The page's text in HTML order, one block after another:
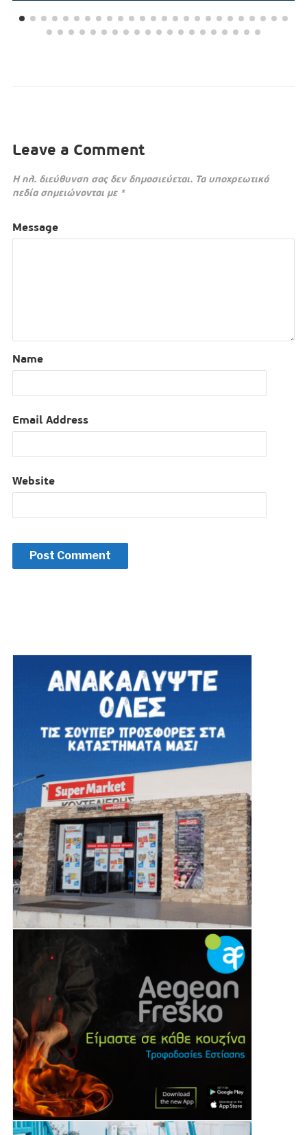
Leave a Comment
Η ηλ. διεύθυνση σας δεν δημοσιεύεται. Τα υποχρεωτικά
πεδία σημειώνονται με *
Message
Name
Email Address
Website